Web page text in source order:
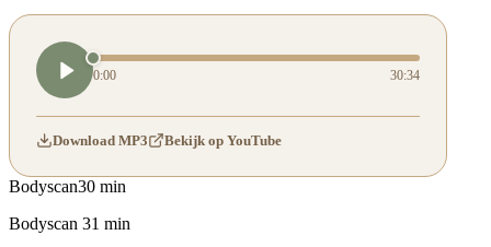
0:00 30:34
Download MP3 Bekijk op YouTube
Bodyscan30 min
Bodyscan 31 min